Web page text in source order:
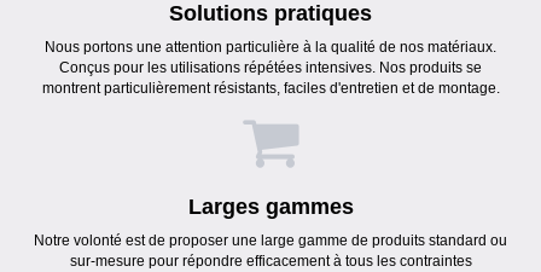
Solutions pratiques
Nous portons une attention particulière à la qualité de nos matériaux.
Conçus pour les utilisations répétées intensives. Nos produits se
montrent particulièrement résistants, faciles d'entretien et de montage.
Larges gammes
Notre volonté est de proposer une large gamme de produits standard ou
sur-mesure pour répondre efficacement à tous les contraintes